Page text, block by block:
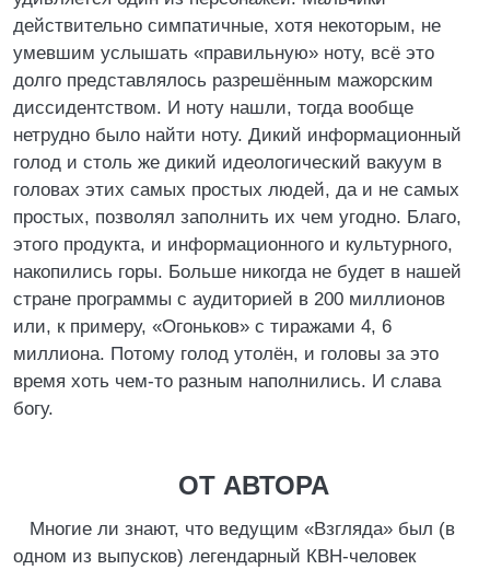
действительно симпатичные, хотя некоторым, не
умевшим услышать «правильную» ноту, всё это
долго представлялось разрешённым мажорским
диссидентством. И ноту нашли, тогда вообще
нетрудно было найти ноту. Дикий информационный
голод и столь же дикий идеологический вакуум в
головах этих самых простых людей, да и не самых
простых, позволял заполнить их чем угодно. Благо,
этого продукта, и информационного и культурного,
накопились горы. Больше никогда не будет в нашей
стране программы с аудиторией в 200 миллионов
или, к примеру, «Огоньков» с тиражами 4, 6
миллиона. Потому голод утолён, и головы за это
время хоть чем-то разным наполнились. И слава
богу.
ОТ АВТОРА
Многие ли знают, что ведущим «Взгляда» был (в
одном из выпусков) легендарный КВН-человек